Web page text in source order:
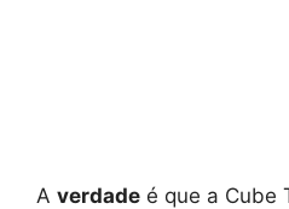
A verdade é que a Cube